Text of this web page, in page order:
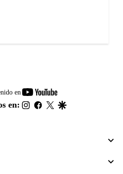
en
youtube-
footer
en: instagram
facebook
twitter